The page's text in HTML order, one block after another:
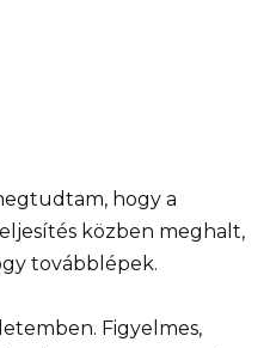
hogy a
közben meghalt,
továbblépek.
Figyelmes,